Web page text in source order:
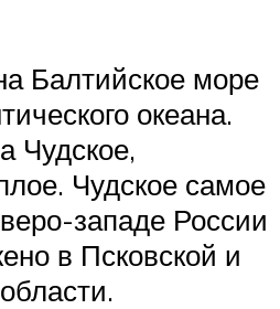
Балтийское море
океана.
Чудское,
Чудское самое
западе России
в Псковской и